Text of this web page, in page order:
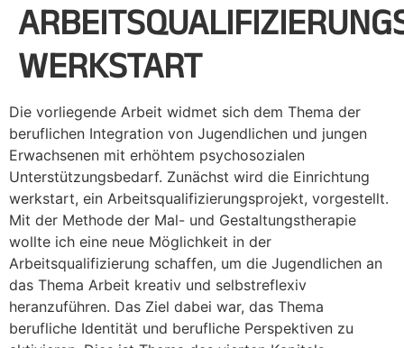
WERKSTART
Die vorliegende Arbeit widmet sich dem Thema der
beruflichen Integration von Jugendlichen und jungen
Erwachsenen mit erhöhtem psychosozialen
Unterstützungsbedarf. Zunächst wird die Einrichtung
werkstart, ein Arbeitsqualifizierungsprojekt, vorgestellt.
Mit der Methode der Mal- und Gestaltungstherapie
wollte ich eine neue Möglichkeit in der
Arbeitsqualifizierung schaffen, um die Jugendlichen an
das Thema Arbeit kreativ und selbstreflexiv
heranzuführen. Das Ziel dabei war, das Thema
berufliche Identität und berufliche Perspektiven zu